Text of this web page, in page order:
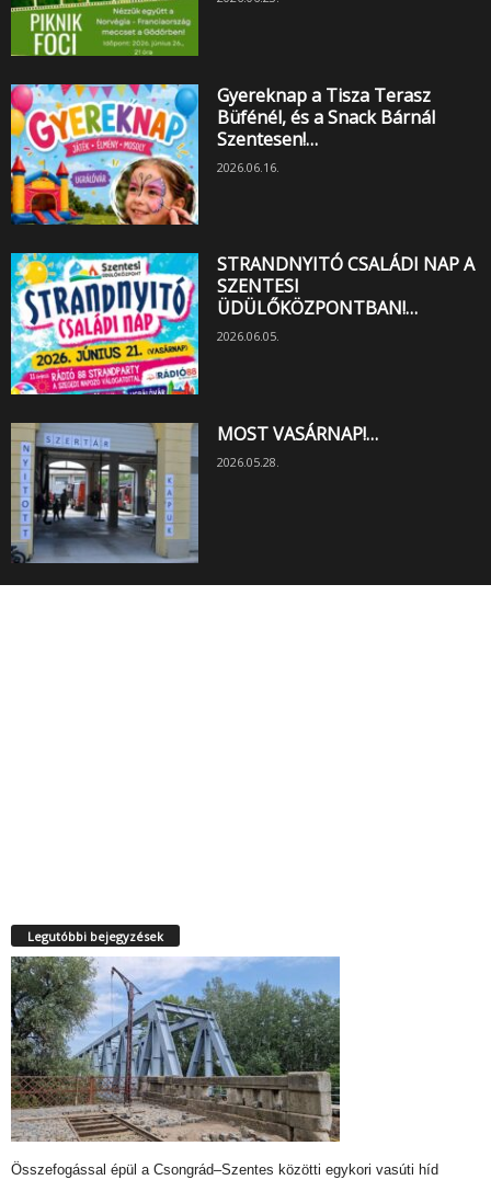
Gyereknap a Tisza Terasz
Büfénél, és a Snack Bárnál
Szentesen!…
2026.06.16.
STRANDNYITÓ CSALÁDI NAP A
SZENTESI
ÜDÜLŐKÖZPONTBAN!…
2026.06.05.
MOST VASÁRNAP!…
2026.05.28.
Legutóbbi bejegyzések
Összefogással épül a Csongrád–Szentes közötti egykori vasúti híd